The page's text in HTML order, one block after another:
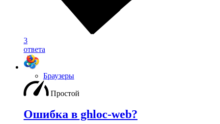
3
ответа
Браузеры
Простой
Ошибка в ghloc-web?